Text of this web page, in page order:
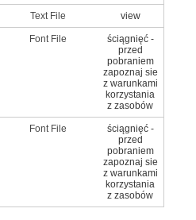
Text File view
Font File
ściągnięć -
przed
pobraniem
zapoznaj sie
z warunkami
korzystania
z zasobów
Font File
ściągnięć -
przed
pobraniem
zapoznaj sie
z warunkami
korzystania
z zasobów